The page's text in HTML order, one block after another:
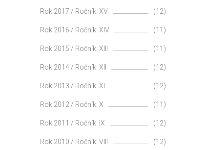
Rok 2017 / Ročník: XV (12)
Rok 2016 / Ročník: XIV (11)
Rok 2015 / Ročník: XIII (11)
Rok 2014 / Ročník: XII (12)
Rok 2013 / Ročník: XI (12)
Rok 2012 / Ročník: X (11)
Rok 2011 / Ročník: IX (12)
Rok 2010 / Ročník: VIII (12)